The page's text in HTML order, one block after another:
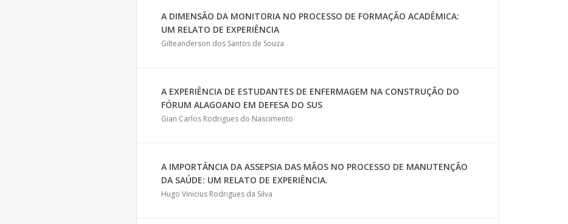
A DIMENSÃO DA MONITORIA NO PROCESSO DE FORMAÇÃO ACADÊMICA:
UM RELATO DE EXPERIÊNCIA
Gilteanderson dos Santos de Souza
A EXPERIÊNCIA DE ESTUDANTES DE ENFERMAGEM NA CONSTRUÇÃO DO
FÓRUM ALAGOANO EM DEFESA DO SUS
Gian Carlos Rodrigues do Nascimento
A IMPORTÂNCIA DA ASSEPSIA DAS MÃOS NO PROCESSO DE MANUTENÇÃO
DA SAÚDE: UM RELATO DE EXPERIÊNCIA.
Hugo Vinicius Rodrigues da Silva